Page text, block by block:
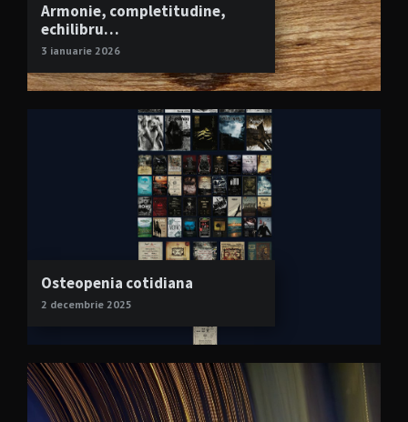
Armonie, completitudine,
echilibru…
3 ianuarie 2026
Osteopenia cotidiana
2 decembrie 2025